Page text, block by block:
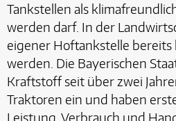
Tankstellen als
werden darf. In der
eigener Hoftankstelle
werden. Die Bayerischen
Kraftstoff seit über zwei
Traktoren ein und haben
Leistung, Verbrauch und